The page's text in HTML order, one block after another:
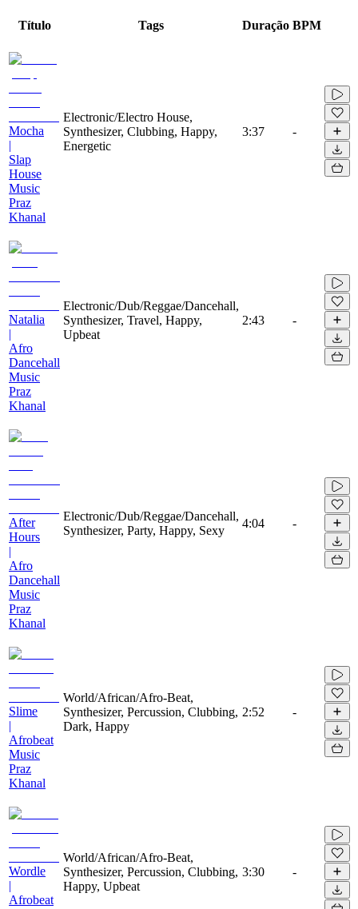
Título Tags Duração BPM
Mocha
|
Slap
House
Music
Praz
Khanal
Electronic/Electro House,
Synthesizer, Clubbing, Happy,
Energetic
3:37 -
Natalia
|
Afro
Dancehall
Music
Praz
Khanal
Electronic/Dub/Reggae/Dancehall,
Synthesizer, Travel, Happy,
Upbeat
2:43 -
After
Hours
|
Afro
Dancehall
Music
Praz
Khanal
Electronic/Dub/Reggae/Dancehall,
Synthesizer, Party, Happy, Sexy
4:04 -
Slime
|
Afrobeat
Music
Praz
Khanal
World/African/Afro-Beat,
Synthesizer, Percussion, Clubbing,
Dark, Happy
2:52 -
Wordle
|
Afrobeat
World/African/Afro-Beat,
Synthesizer, Percussion, Clubbing,
Happy, Upbeat
3:30 -